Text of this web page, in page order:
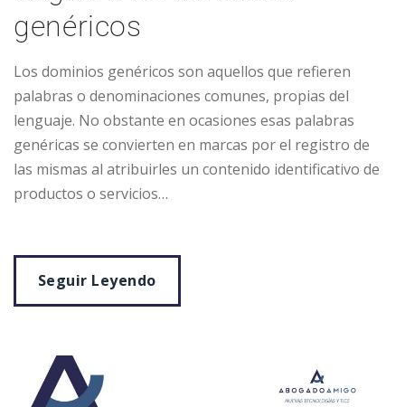
genéricos
Los dominios genéricos son aquellos que refieren
palabras o denominaciones comunes, propias del
lenguaje. No obstante en ocasiones esas palabras
genéricas se convierten en marcas por el registro de
las mismas al atribuirles un contenido identificativo de
productos o servicios…
Seguir Leyendo